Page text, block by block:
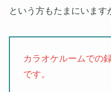
という方もたまにいます
カラオケルームでの
です。